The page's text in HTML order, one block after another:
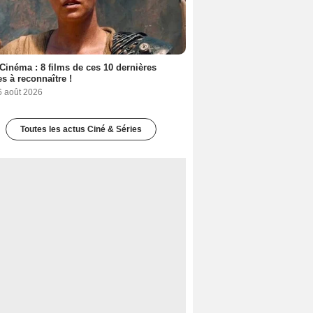
: 8 films de ces 10 dernières
à reconnaître !
août 2026
Toutes les actus Ciné & Séries